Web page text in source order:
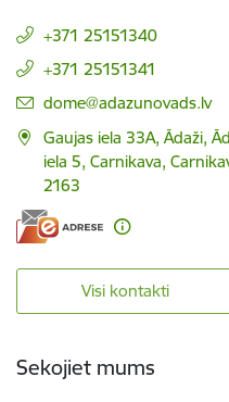
+371 25151340
+371 25151341
E-pasts:
dome@adazunovads.lv
Gaujas iela 33A, Ādaži,
iela 5, Carnikava,
2163
Visi kontakti
Sekojiet mums